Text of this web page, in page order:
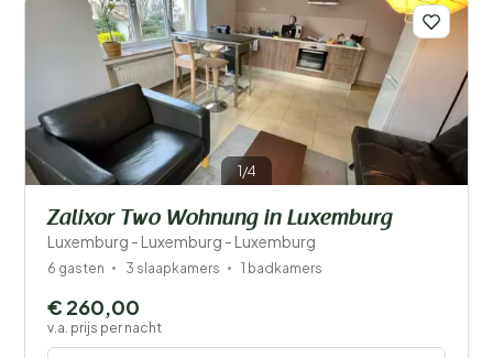
1/4
Zalixor Two Wohnung in Luxemburg
Luxemburg - Luxemburg - Luxemburg
6 gasten 3 slaapkamers 1 badkamers
€ 260,00
v.a. prijs per nacht